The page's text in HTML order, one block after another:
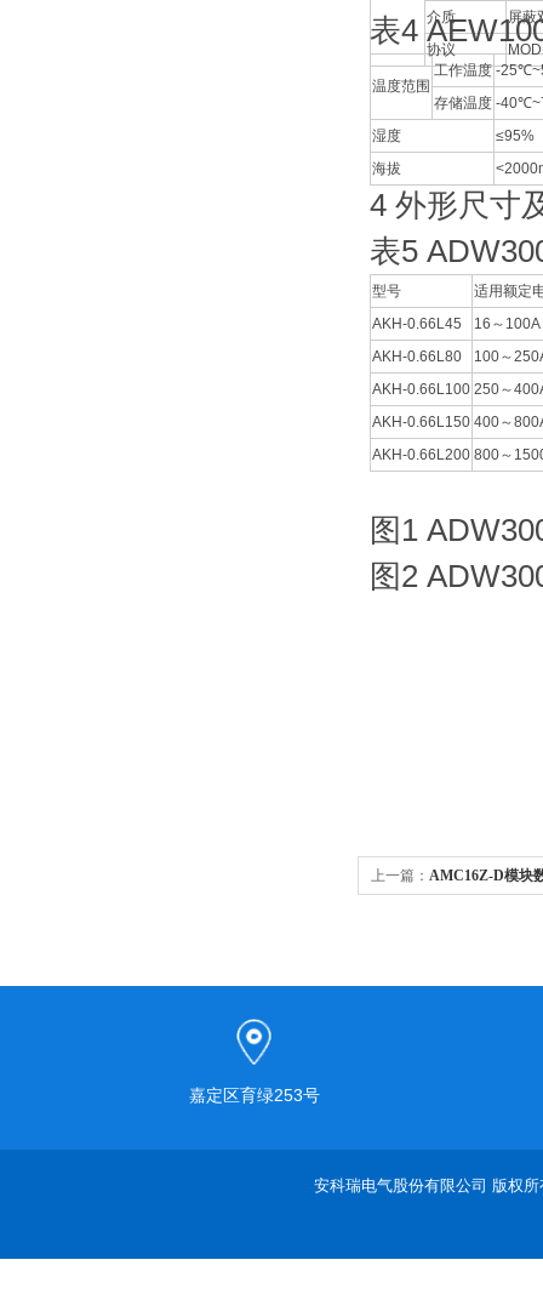
介质
屏蔽
协议
表4
温度范围
工作温度 -
存储温度 -
湿度
≤95%
海拔
4 外形尺寸
表5
型号
适用额定
AKH-0.66L45
16～100A
AKH-0.66L80
100～
AKH-0.66L100 250～
AKH-0.66L150 400～
AKH-0.66L200 800～
图1
图2
上一篇： AMC16Z-D模块
嘉定区育绿253号
安科瑞电气股份有限公司 版权